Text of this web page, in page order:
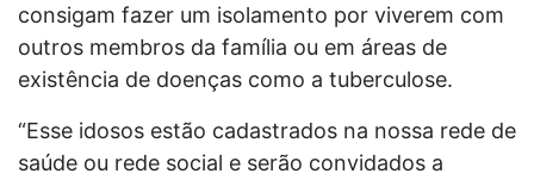
consigam fazer um isolamento por viverem com
outros membros da família ou em áreas de
existência de doenças como a tuberculose.
“Esse idosos estão cadastrados na nossa rede de
saúde ou rede social e serão convidados a